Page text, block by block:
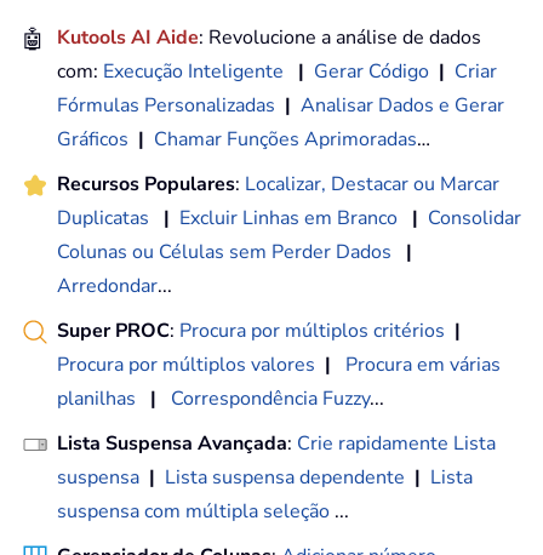
🤖 Kutools AI Aide: Revolucione a análise de dados
com: Execução Inteligente | Gerar Código | Criar
Fórmulas Personalizadas | Analisar Dados e Gerar
Gráficos | Chamar Funções Aprimoradas…
Recursos Populares: Localizar, Destacar ou Marcar
Duplicatas
| Excluir Linhas em Branco | Consolidar
Colunas ou Células sem Perder Dados
|
Arredondar...
Super PROC: Procura por múltiplos critérios |
Procura por múltiplos valores |
Procura em várias
planilhas
| Correspondência Fuzzy...
Lista Suspensa Avançada: Crie rapidamente Lista
suspensa | Lista suspensa dependente | Lista
suspensa com múltipla seleção ...